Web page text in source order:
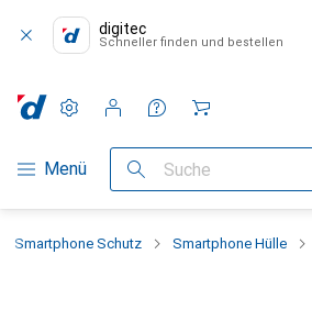
digitec
Schneller finden und bestellen
Navigation nach Kategorien
Menü Suche
Einstellungen
Kundenkonto
Vergleichslisten
Merklisten
Warenkorb
Smartphone Schutz Smartphone Hülle